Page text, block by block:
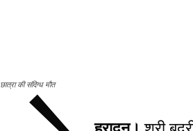
छात्रा की संदिग्ध मौत